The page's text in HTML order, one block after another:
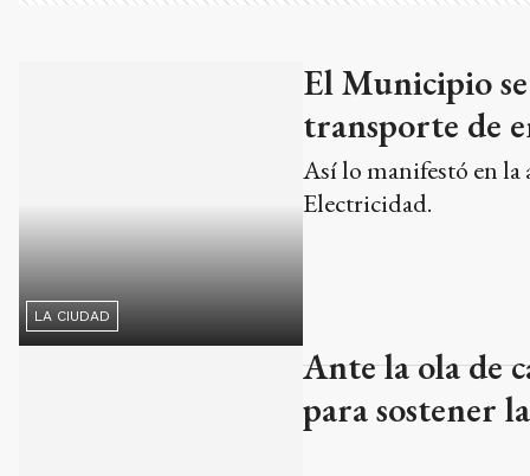
El Municipio
transporte de
Así lo manifestó en
Electricidad.